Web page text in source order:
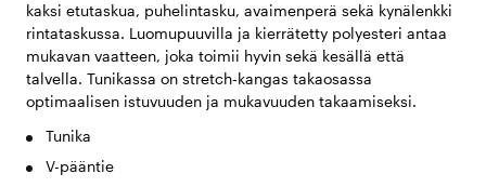
kaksi etutaskua, puhelintasku, avaimenperä sekä kynälenkki
rintataskussa. Luomupuuvilla ja kierrätetty polyesteri antaa
mukavan vaatteen, joka toimii hyvin sekä kesällä että
talvella. Tunikassa on stretch-kangas takaosassa
optimaalisen istuvuuden ja mukavuuden takaamiseksi.
Tunika
V-pääntie